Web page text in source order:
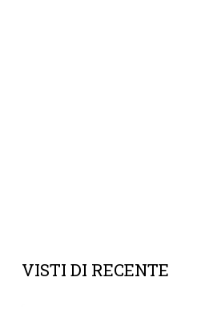
VISTI DI RECENTE